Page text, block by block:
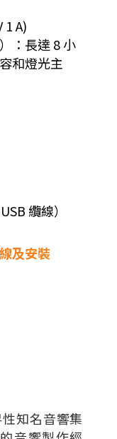
1 A)
：長達 8 小
和燈光主
纜線）
及安裝
知名音響集